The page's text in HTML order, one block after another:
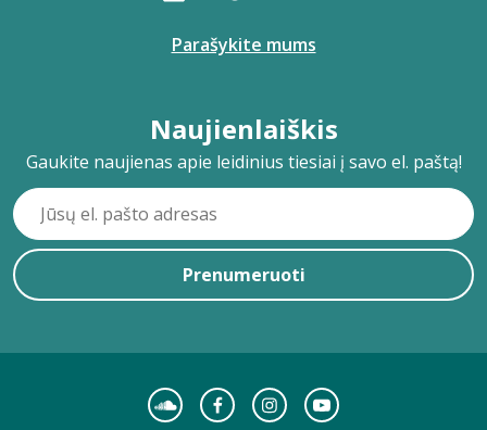
Parašykite mums
Naujienlaiškis
Gaukite naujienas apie leidinius tiesiai į savo el. paštą!
Prenumeruoti